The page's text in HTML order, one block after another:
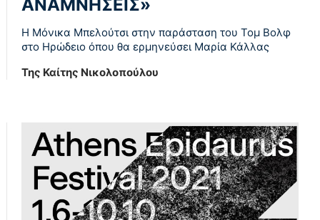
ΑΝΑΜΝΗΣΕΙΣ»
Η Μόνικα Μπελούτσι στην παράσταση του Τομ Βολφ
στο Ηρώδειο όπου θα ερμηνεύσει Μαρία Κάλλας
Της Καίτης Νικολοπούλου